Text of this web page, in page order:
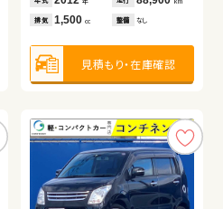
排気 1,500cc 整備 なし
見積もり・在庫確認
排気 1,800cc 整備 法定整備付
見積もり・在庫確認
見積もり・在庫確認